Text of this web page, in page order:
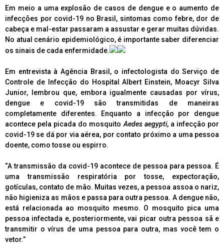
Em meio a uma explosão de casos de dengue e o aumento de
infecções por covid-19 no Brasil, sintomas como febre, dor de
cabeça e mal-estar passaram a assustar e gerar muitas dúvidas.
No atual cenário epidemiológico, é importante saber diferenciar
os sinais de cada enfermidade.
Em entrevista à Agência Brasil, o infectologista do Serviço de
Controle de Infecção do Hospital Albert Einstein, Moacyr Silva
Junior, lembrou que, embora igualmente causadas por vírus,
dengue e covid-19 são transmitidas de maneiras
completamente diferentes. Enquanto a infecção por dengue
acontece pela picada do mosquito Aedes aegypti, a infecção por
covid-19 se dá por via aérea, por contato próximo a uma pessoa
doente, como tosse ou espirro.
“A transmissão da covid-19 acontece de pessoa para pessoa. É
uma transmissão respiratória por tosse, expectoração,
gotículas, contato de mão. Muitas vezes, a pessoa assoa o nariz,
não higieniza as mãos e passa para outra pessoa. A dengue não,
está relacionada ao mosquito mesmo. O mosquito pica uma
pessoa infectada e, posteriormente, vai picar outra pessoa sã e
transmitir o vírus de uma pessoa para outra, mas você tem o
vetor.”